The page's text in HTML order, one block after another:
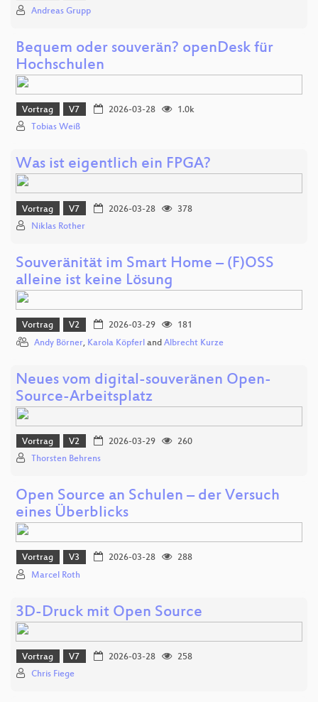
Andreas Grupp
Bequem oder souverän? openDesk für
Hochschulen
Vortrag V7 2026-03-28
1.0k
Tobias Weiß
Was ist eigentlich ein FPGA?
Vortrag V7 2026-03-28
378
Niklas Rother
Souveränität im Smart Home – (F)OSS
alleine ist keine Lösung
Vortrag V2 2026-03-29
181
Andy Börner, Karola Köpferl and Albrecht Kurze
Neues vom digital-souveränen Open-
Source-Arbeitsplatz
Vortrag V2 2026-03-29
260
Thorsten Behrens
Open Source an Schulen – der Versuch
eines Überblicks
Vortrag V3 2026-03-28
288
Marcel Roth
3D-Druck mit Open Source
Vortrag V7 2026-03-28
258
Chris Fiege